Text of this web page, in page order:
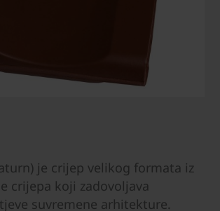
je crijep velikog formata iz
crijepa koji zadovoljava
suvremene arhitekture.